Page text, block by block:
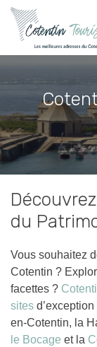
Accueil»Cotentin,
du
Vous souhaitez
Cotentin ?
facettes ?
sites
en-Cotentin, la
le Bocage et la